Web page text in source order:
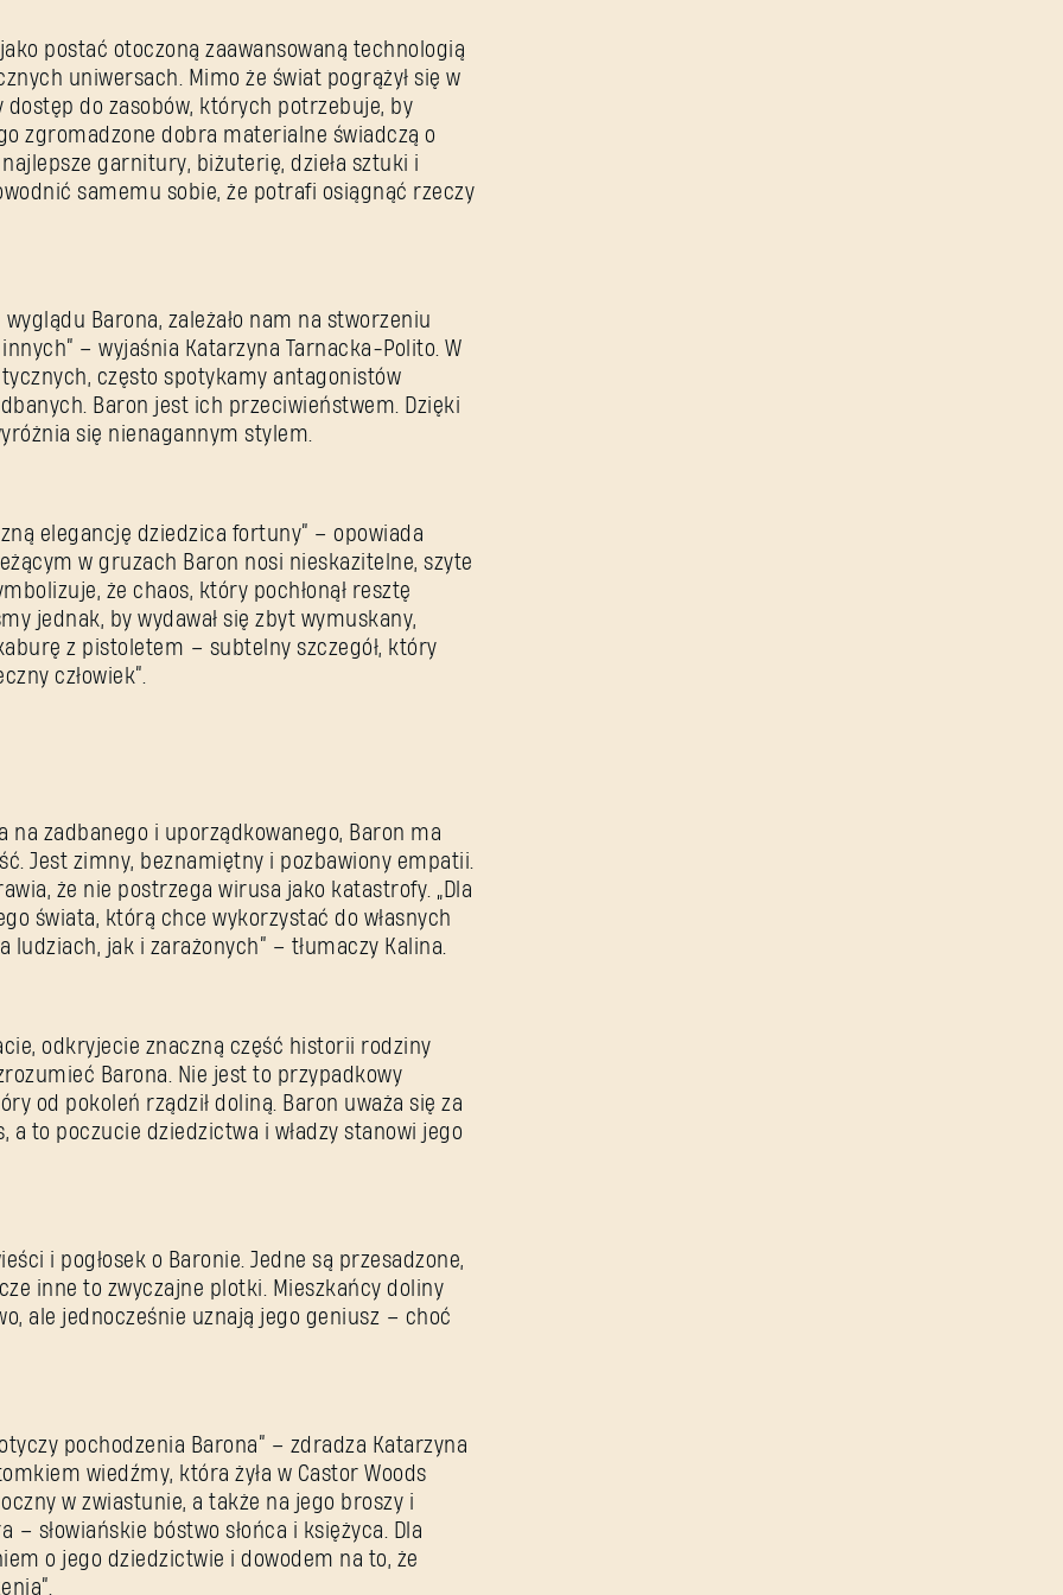
postać otoczoną zaawansowaną technologią
uniwersach. Mimo że świat pogrążył się w
do zasobów, których potrzebuje, by
zgromadzone dobra materialne świadczą o
garnitury, biżuterię, dzieła sztuki i
samemu sobie, że potrafi osiągnąć rzeczy
Barona, zależało nam na stworzeniu
– wyjaśnia Katarzyna Tarnacka-Polito. W
często spotykamy antagonistów
Baron jest ich przeciwieństwem. Dzięki
się nienagannym stylem.
elegancję dziedzica fortuny” – opowiada
w gruzach Baron nosi nieskazitelne, szyte
że chaos, który pochłonął resztę
jednak, by wydawał się zbyt wymuskany,
z pistoletem – subtelny szczegół, który
człowiek”.
na zadbanego i uporządkowanego, Baron ma
Jest zimny, beznamiętny i pozbawiony empatii.
że nie postrzega wirusa jako katastrofy. „Dla
świata, którą chce wykorzystać do własnych
ludziach, jak i zarażonych” – tłumaczy Kalina.
odkryjecie znaczną część historii rodziny
Barona. Nie jest to przypadkowy
od pokoleń rządził doliną. Baron uważa się za
a to poczucie dziedzictwa i władzy stanowi jego
i pogłosek o Baronie. Jedne są przesadzone,
inne to zwyczajne plotki. Mieszkańcy doliny
ale jednocześnie uznają jego geniusz – choć
pochodzenia Barona” – zdradza Katarzyna
wiedźmy, która żyła w Castor Woods
w zwiastunie, a także na jego broszy i
słowiańskie bóstwo słońca i księżyca. Dla
o jego dziedzictwie i dowodem na to, że
SUBMIT